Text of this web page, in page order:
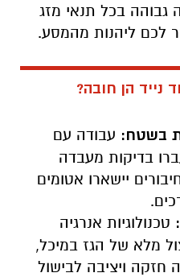
גבוהה בכל תנאי מזג
לכם ליהנות מהמסע.
נייד הן חובה?
בשטח: עבודה עם
בדיקות מעבדה
יישארו אטומים
טכנולוגיות אנרגיה
מלא של הגז במיכל,
ויציבה לבישול